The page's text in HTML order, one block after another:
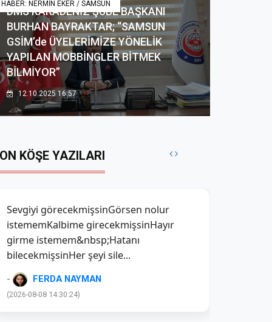
HABER: NERMİN EKER / SAMSUN
DMS KARADENİZ ŞUBE BAŞKANI
BURHAN BAYRAKTAR; “SAMSUN
GSİM’de ÜYELERİMİZE YÖNELİK
YAPILAN MOBBİNGLER BİTMEK
BİLMİYOR”
12.10.2025 16:57
KÖŞE YAZILARI
Ruhumu açıkta
bıraktı&nbsp;&nbsp;tenim&nbsp;Birazcık
huzura ihtiyacım varBu kadar üstüme
gelmeyin benim&nbsp;Birazcık hu...
- FERDA NAYMAN
(2026-08-06 17:12:43)